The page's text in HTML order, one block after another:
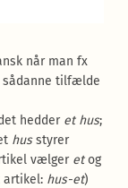
når man fx
sådanne tilfælde
hedder et hus;
husstyrer
vælger etog
hus-et)